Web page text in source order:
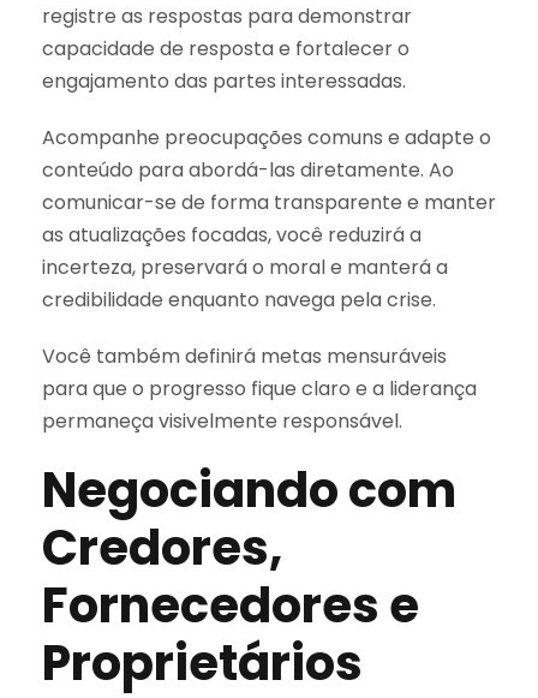
registre as respostas para demonstrar
capacidade de resposta e fortalecer o
engajamento das partes interessadas.
Acompanhe preocupações comuns e adapte o
conteúdo para abordá-las diretamente. Ao
comunicar-se de forma transparente e manter
as atualizações focadas, você reduzirá a
incerteza, preservará o moral e manterá a
credibilidade enquanto navega pela crise.
Você também definirá metas mensuráveis
para que o progresso fique claro e a liderança
permaneça visivelmente responsável.
Negociando com
Credores,
Fornecedores e
Proprietários